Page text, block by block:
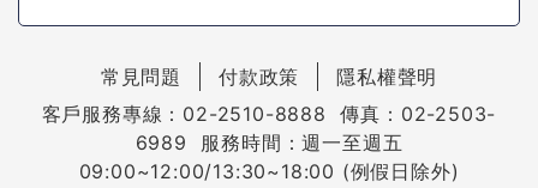
常見問題 付款政策
隱私權聲明
客戶服務專線：02-2510-8888 傳真：02-2503-
6989 服務時間：週一至週五
09:00~12:00/13:30~18:00 (例假日除外)